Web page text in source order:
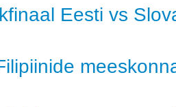
Eesti vs